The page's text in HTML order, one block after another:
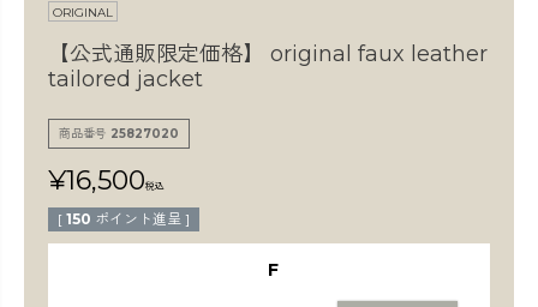
ORIGINAL
【公式通販限定価格】
original faux leather
tailored jacket
商品番号 25827020
¥16,500税込
[ 150 ポイント進呈 ]
F